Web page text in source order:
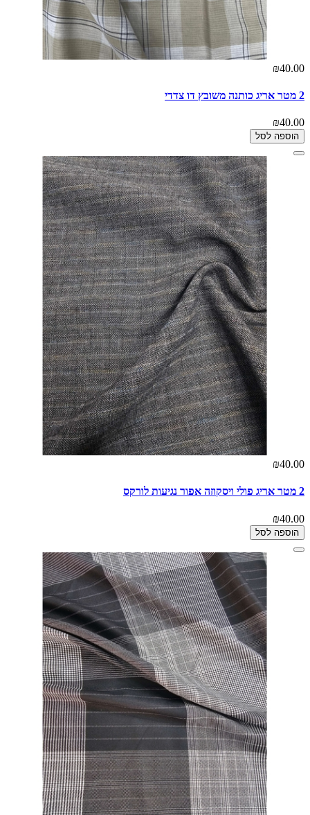
₪40.00
2 מטר אריג כותנה משובץ דו צדדי
₪40.00
הוספה לסל
₪40.00
2 מטר אריג פולי ויסקוזה אפור נגיעות לורקס
₪40.00
הוספה לסל